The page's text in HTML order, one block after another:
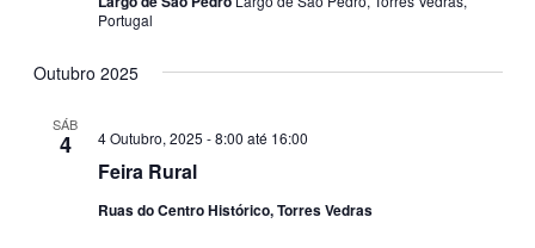
Portugal
Outubro 2025
SÁB
4
Feira Rural
4 Outubro, 2025 - 8:00 até 16:00
Ruas do Centro Histórico, Torres Vedras